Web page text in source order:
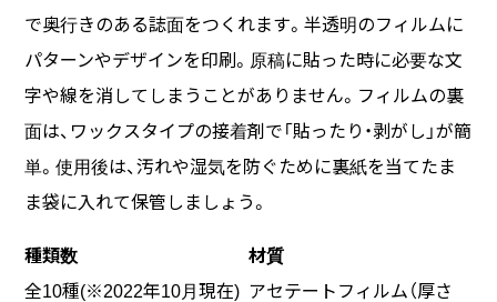
で奥行きのある誌面をつくれます。半透明のフィルムに
パターンやデザインを印刷。原稿に貼った時に必要な文
字や線を消してしまうことがありません。フィルムの裏
面は、ワックスタイプの接着剤で「貼ったり・剥がし」が簡
単。使用後は、汚れや湿気を防ぐために裏紙を当てたま
ま袋に入れて保管しましょう。
種類数
全10種(※2022年10月現在)
材質
アセテートフィルム（厚さ